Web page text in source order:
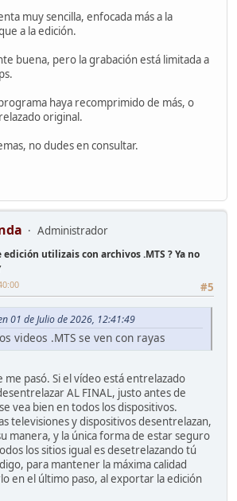
muy sencilla, enfocada más a la
a la edición.
buena, pero la grabación está limitada a
haya recomprimido de más, o
original.
no dudes en consultar.
Administrador
utilizais con archivos .MTS ? Ya no
#5
01 de Julio de 2026, 12:41:49
videos .MTS se ven con rayas
me pasó. Si el vídeo está entrelazado
AL FINAL, justo antes de
vea bien en todos los dispositivos.
televisiones y dispositivos desentrelazan,
manera, y la única forma de estar seguro
los sitios igual es desetrelazando tú
para mantener la máxima calidad
en el último paso, al exportar la edición